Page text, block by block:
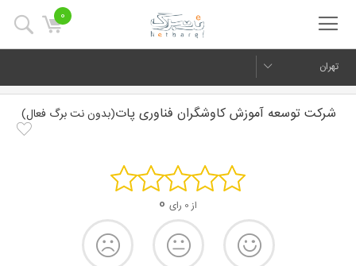
0
تهران
شرکت توسعه آموزش کاوشگران فناوری پات(بدون نت برگ فعال)
از 0 رای 0